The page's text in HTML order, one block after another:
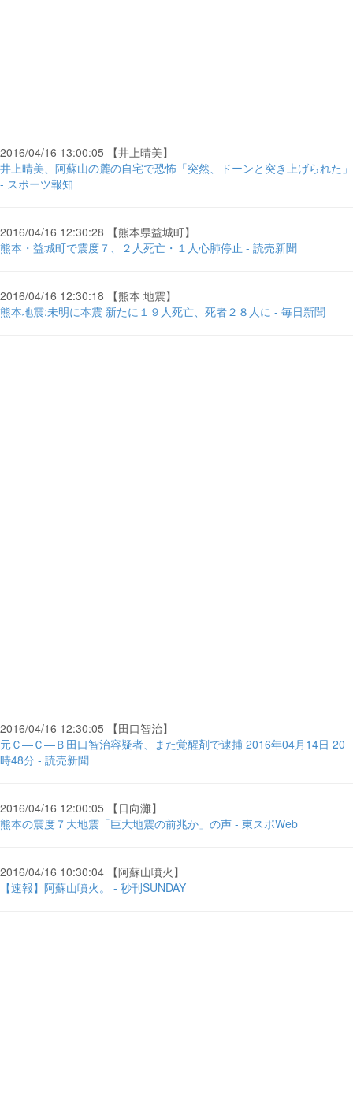
2016/04/16 13:00:05 【井上晴美】
井上晴美、阿蘇山の麓の自宅で恐怖「突然、ドーンと突き上げられた」
- スポーツ報知
2016/04/16 12:30:28 【熊本県益城町】
熊本・益城町で震度７、２人死亡・１人心肺停止 - 読売新聞
2016/04/16 12:30:18 【熊本 地震】
熊本地震:未明に本震 新たに１９人死亡、死者２８人に - 毎日新聞
2016/04/16 12:30:05 【田口智治】
元Ｃ―Ｃ―Ｂ田口智治容疑者、また覚醒剤で逮捕 2016年04月14日 20
時48分 - 読売新聞
2016/04/16 12:00:05 【日向灘】
熊本の震度７大地震「巨大地震の前兆か」の声 - 東スポWeb
2016/04/16 10:30:04 【阿蘇山噴火】
【速報】阿蘇山噴火。 - 秒刊SUNDAY